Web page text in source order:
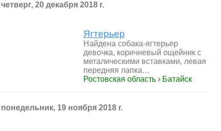
четверг, 20 декабря 2018 г.
Ягтерьер
Найдена собака-ягтерьер
девочка, коричневый ощейник с
металическими вставками, левая
передняя лапка…
Ростовская область › Батайск
понедельник, 19 ноября 2018 г.